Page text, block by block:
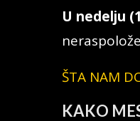
U nedelju
ŠTA NAM
KAKO